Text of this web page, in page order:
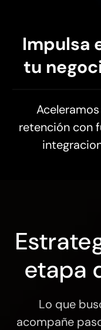
Impulsa
tu
retención con
etapa
Lo que
acompañe